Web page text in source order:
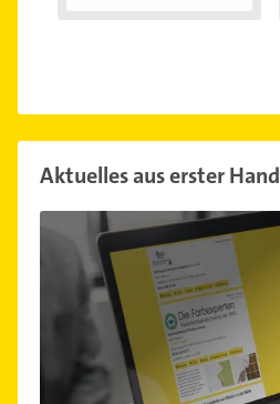
Aktuelles aus erster Hand